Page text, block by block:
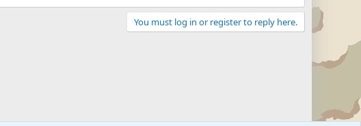
You must log in or register to reply here.